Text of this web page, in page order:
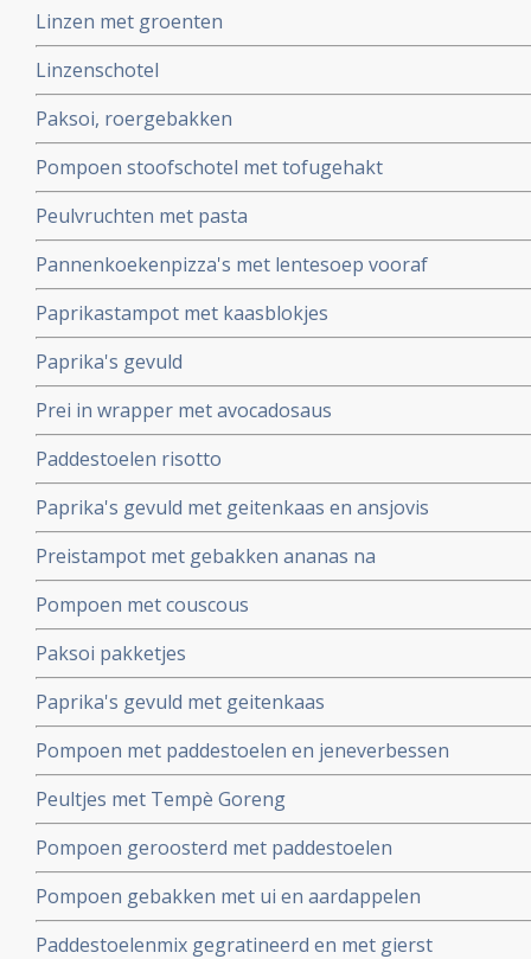
Linzen met groenten
Linzenschotel
Paksoi, roergebakken
Pompoen stoofschotel met tofugehakt
Peulvruchten met pasta
Pannenkoekenpizza's met lentesoep vooraf
Paprikastampot met kaasblokjes
Paprika's gevuld
Prei in wrapper met avocadosaus
Paddestoelen risotto
Paprika's gevuld met geitenkaas en ansjovis
Preistampot met gebakken ananas na
Pompoen met couscous
Paksoi pakketjes
Paprika's gevuld met geitenkaas
Pompoen met paddestoelen en jeneverbessen
Peultjes met Tempè Goreng
Pompoen geroosterd met paddestoelen
Pompoen gebakken met ui en aardappelen
Paddestoelenmix gegratineerd en met gierst